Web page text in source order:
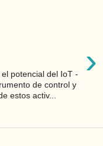
›
potencial del IoT -
de control y
estos activ...